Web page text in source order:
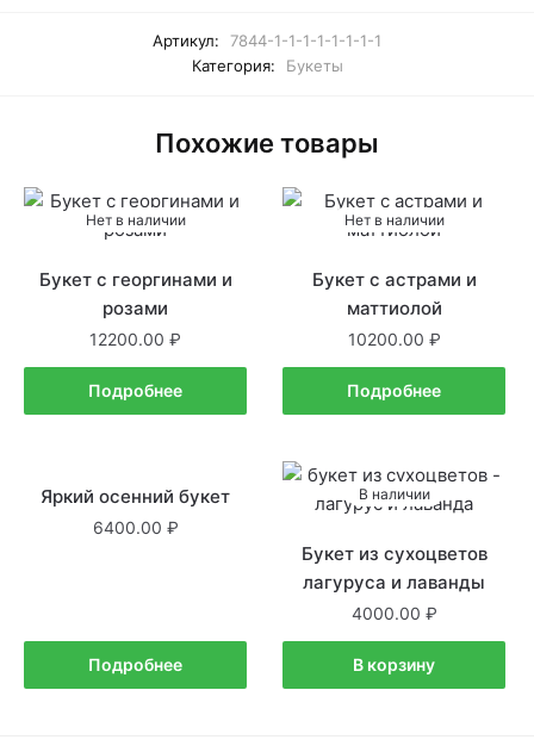
Артикул:
7844-1-1-1-1-1-1-1-1
Категория:
Букеты
Похожие товары
Нет в наличии
Букет с георгинами и
розами
12200.00
Подробнее
Нет в наличии
Букет с астрами и
маттиолой
10200.00
Подробнее
Нет в наличии
Яркий осенний букет
6400.00
Подробнее
В наличии
Букет из сухоцветов
лагуруса и лаванды
4000.00
В корзину